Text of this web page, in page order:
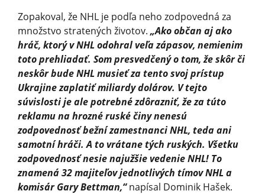
Zopakoval, že NHL je podľa neho zodpovedná za
množstvo stratených životov. „Ako občan aj ako
hráč, ktorý v NHL odohral veľa zápasov, nemienim
toto prehliadať. Som presvedčený o tom, že skôr či
neskôr bude NHL musieť za tento svoj prístup
Ukrajine zaplatiť miliardy dolárov. V tejto
súvislosti je ale potrebné zdôrazniť, že za túto
reklamu na hrozné ruské činy nenesú
zodpovednosť bežní zamestnanci NHL, teda ani
samotní hráči. A to vrátane tých ruských. Všetku
zodpovednosť nesie najužšie vedenie NHL! To
znamená 32 majiteľov jednotlivých tímov NHL a
komisár Gary Bettman,“napísal Dominik Hašek.